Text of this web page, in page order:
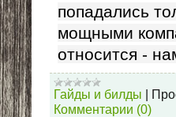
попадались
мощными
относится -
Гайды и билды |
Комментарии (0)